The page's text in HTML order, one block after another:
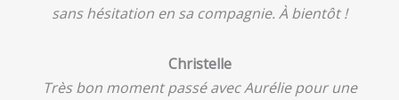
sans hésitation en sa compagnie. À bientôt !
Christelle
Très bon moment passé avec Aurélie pour une